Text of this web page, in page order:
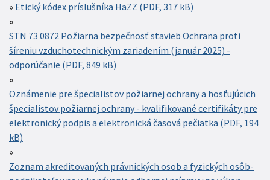
Etický kódex príslušníka HaZZ (PDF, 317 kB)
STN 73 0872 Požiarna bezpečnosť stavieb Ochrana proti
šíreniu vzduchotechnickým zariadením (január 2025) -
odporúčanie (PDF, 849 kB)
Oznámenie pre špecialistov požiarnej ochrany a hosťujúcich
špecialistov požiarnej ochrany - kvalifikované certifikáty pre
elektronický podpis a elektronická časová pečiatka (PDF, 194
kB)
Zoznam akreditovaných právnických osob a fyzických osôb-